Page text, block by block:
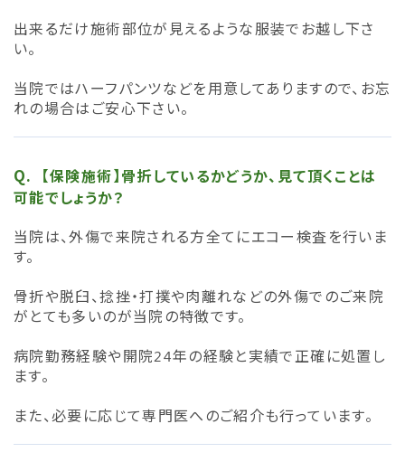
出来るだけ施術部位が見えるような服装でお越し下さ
い。
当院ではハーフパンツなどを用意してありますので、お忘
れの場合はご安心下さい。
【保険施術】骨折しているかどうか、見て頂くことは
可能でしょうか？
当院は、外傷で来院される方全てにエコー検査を行いま
す。
骨折や脱臼、捻挫・打撲や肉離れなどの外傷でのご来院
がとても多いのが当院の特徴です。
病院勤務経験や開院24年の経験と実績で正確に処置し
ます。
また、必要に応じて専門医へのご紹介も行っています。